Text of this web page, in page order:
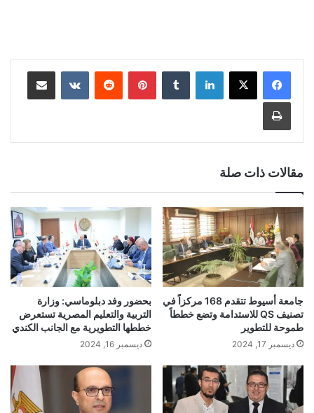
لينكدإن بينتيريست
مقالات ذات صلة
جامعة أسيوط تتقدم 168 مركزاً في
تصنيف QS للاستدامة وتضع خططاً
طموحة للتطوير
ديسمبر 17, 2024
بحضور وفد دبلوماسي: وزارة
التربية والتعليم المصرية تستعرض
خططها التطويرية مع الجانب الكندي
ديسمبر 16, 2024